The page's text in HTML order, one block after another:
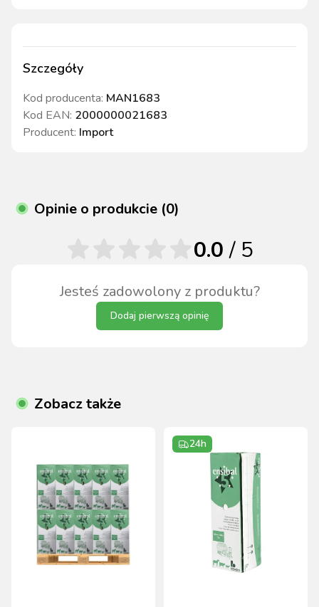
Szczegóły
Kod producenta: MAN1683
Kod EAN: 2000000021683
Producent: Import
Opinie o produkcie (0)
Jesteś zadowolony z produktu?
Dodaj pierwszą opinię
0.0/ 5
Zobacz także
24h